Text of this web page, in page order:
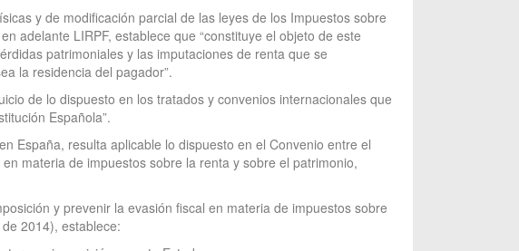
y de modificación parcial de las leyes de los Impuestos sobre
adelante LIRPF, establece que “constituye el objeto de este
patrimoniales y las imputaciones de renta que se
la residencia del pagador”.
de lo dispuesto en los tratados y convenios internacionales que
Española”.
España, resulta aplicable lo dispuesto en el Convenio entre el
materia de impuestos sobre la renta y sobre el patrimonio,
y prevenir la evasión fiscal en materia de impuestos sobre
2014), establece: